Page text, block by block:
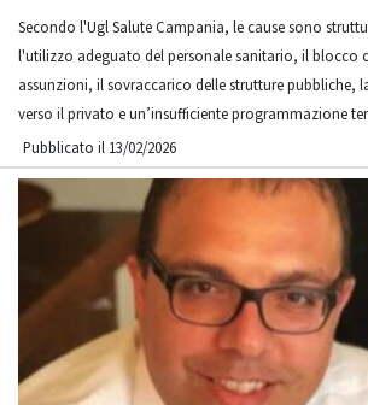
Secondo l'Ugl Salute Campania, le cause sono
l'utilizzo adeguato del personale sanitario, il blocco
assunzioni, il sovraccarico delle strutture pubbliche,
verso il privato e un’insufficiente programmazione
Pubblicato il 13/02/2026